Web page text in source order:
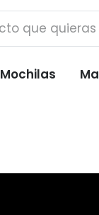
Mochilas